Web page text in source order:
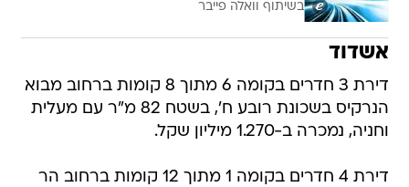
בשיתוף וואלה פייבר
אשדוד
דירת 3 חדרים בקומה 6 מתוך 8 קומות ברחוב מבוא
הנרקיס בשכונת רובע ח', בשטח 82 מ"ר עם מעלית
וחניה, נמכרה ב-1.270 מיליון שקל.
דירת 4 חדרים בקומה 1 מתוך 12 קומות ברחוב הר